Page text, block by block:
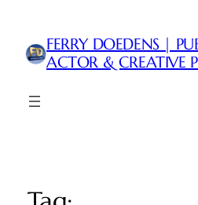
FERRY DOEDENS |
ACTOR & CREATIVE